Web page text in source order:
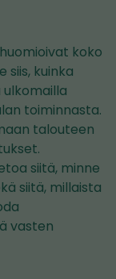
koko
siis, kuinka
toiminnasta.
talouteen
siitä, minne
siitä, millaista
vasten